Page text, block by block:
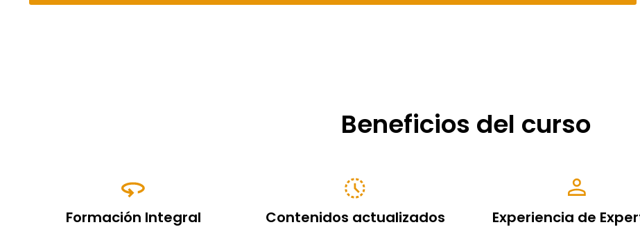
Beneficios del curso
Formación Integral Contenidos actualizados Experiencia de